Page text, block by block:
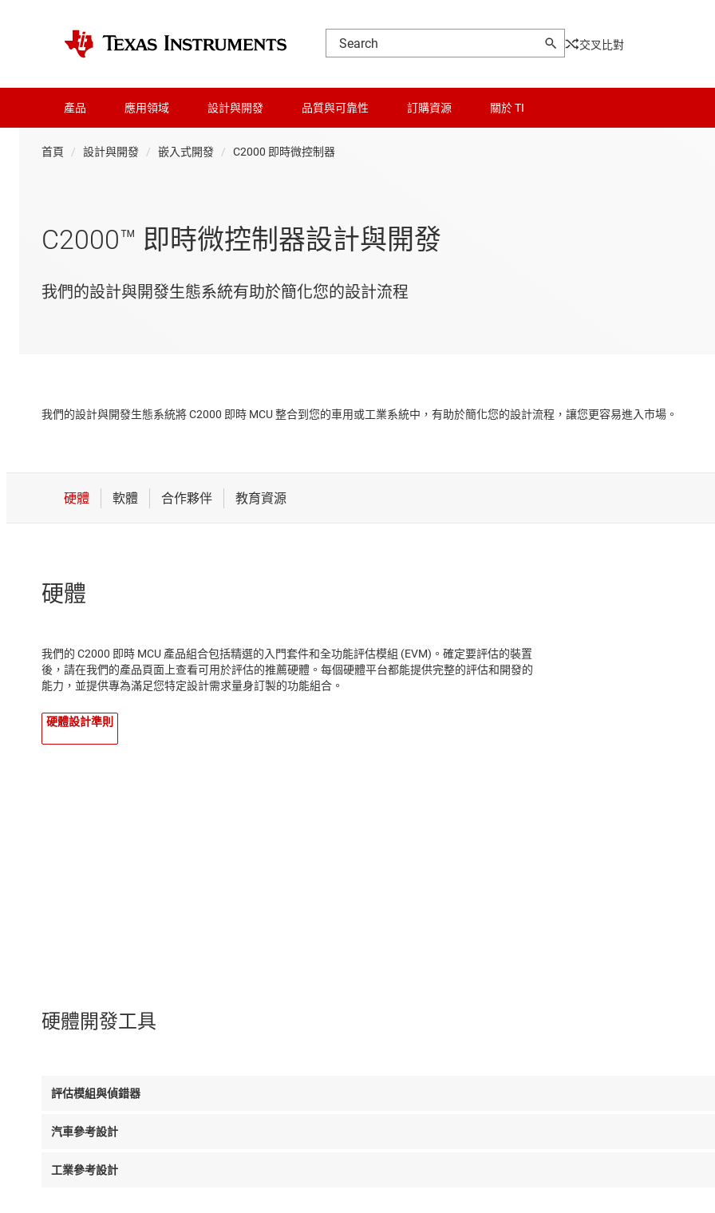
交叉比對
產品 應用領域 設計與開發 品質與可靠性 訂購資源 關於 TI
首頁 設計與開發 嵌入式開發 C2000 即時微控制器
C2000™ 即時微控制器設計與開發
我們的設計與開發生態系統有助於簡化您的設計流程
我們的設計與開發生態系統將 C2000 即時 MCU 整合到您的車用或工業系統中，有助於簡化您的設計流程，讓您更容易進入市場。
硬體
我們的 C2000 即時 MCU 產品組合包括精選的入門套件和全功能評估模組 (EVM)。確定要評估的裝置
後，請在我們的產品頁面上查看可用於評估的推薦硬體。每個硬體平台都能提供完整的評估和開發的
能力，並提供專為滿足您特定設計需求量身訂製的功能組合。
硬體設計準則
硬體開發工具
評估模組與偵錯器
汽車參考設計
工業參考設計